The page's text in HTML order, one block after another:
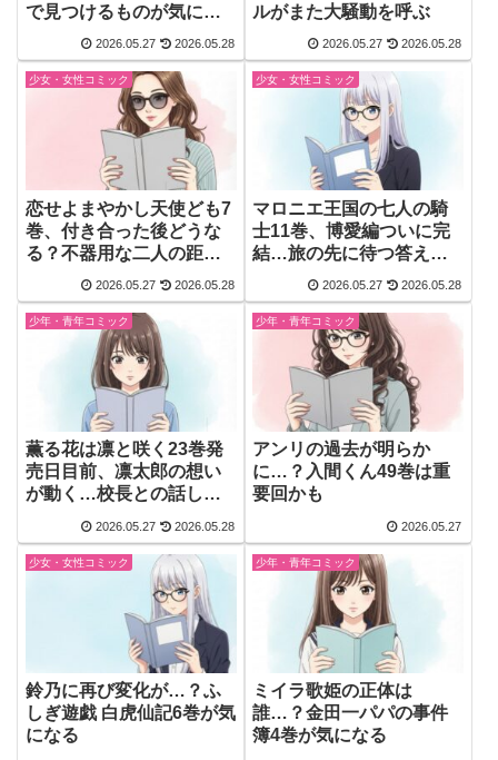
で見つけるものが気にな
2026.05.27 2026.05.28
ルがまた大騒動を呼ぶ
2026.05.27 2026.05.28
少女・女性コミック
恋せよまやかし天使ども7
巻、付き合った後どうな
る？不器用な二人の距離
が気になる
2026.05.27 2026.05.28
少女・女性コミック
マロニエ王国の七人の騎
士11巻、博愛編ついに完
結…旅の先に待つ答えが
気になる
2026.05.27 2026.05.28
少年・青年コミック
薫る花は凛と咲く23巻発
売日目前、凛太郎の想い
が動く…校長との話し合
いが気になる
2026.05.27 2026.05.28
少年・青年コミック
アンリの過去が明らか
に…？入間くん49巻は重
要回かも
2026.05.27
少女・女性コミック
鈴乃に再び変化が…？ふ
しぎ遊戯 白虎仙記6巻が気
になる
少年・青年コミック
ミイラ歌姫の正体は
誰…？金田一パパの事件
簿4巻が気になる